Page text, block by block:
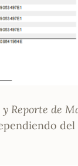
Reporte de